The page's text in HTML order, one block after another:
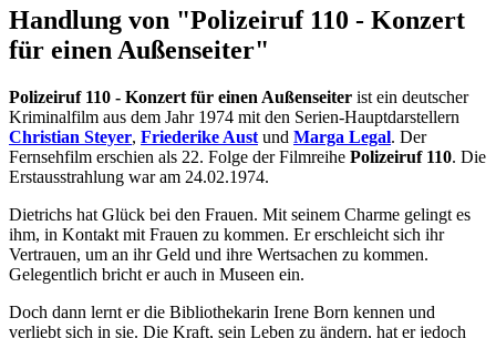
Handlung von "Polizeiruf 110 - Konzert
für einen Außenseiter"
Polizeiruf 110 - Konzert für einen Außenseiter ist ein deutscher
Kriminalfilm aus dem Jahr 1974 mit den Serien-Hauptdarstellern
Christian Steyer, Friederike Aust und Marga Legal. Der
Fernsehfilm erschien als 22. Folge der Filmreihe Polizeiruf 110. Die
Erstausstrahlung war am 24.02.1974.
Dietrichs hat Glück bei den Frauen. Mit seinem Charme gelingt es
ihm, in Kontakt mit Frauen zu kommen. Er erschleicht sich ihr
Vertrauen, um an ihr Geld und ihre Wertsachen zu kommen.
Gelegentlich bricht er auch in Museen ein.
Doch dann lernt er die Bibliothekarin Irene Born kennen und
verliebt sich in sie. Die Kraft, sein Leben zu ändern, hat er jedoch